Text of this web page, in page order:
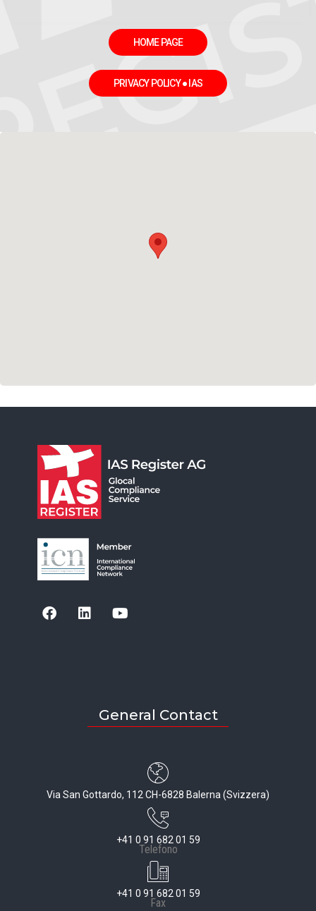
HOME PAGE
PRIVACY POLICY ● IAS
General Contact
Via San Gottardo, 112 CH-6828 Balerna (Svizzera)
+41 0 91 682 01 59
Telefono
+41 0 91 682 01 59
Fax